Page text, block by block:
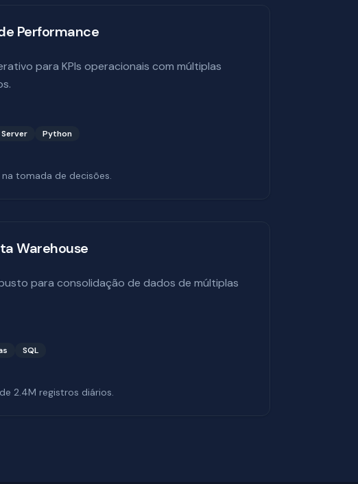
Performance
para KPIs operacionais com múltiplas
Server Python
na tomada de decisões.
Warehouse
para consolidação de dados de múltiplas
SQL
2.4M registros diários.